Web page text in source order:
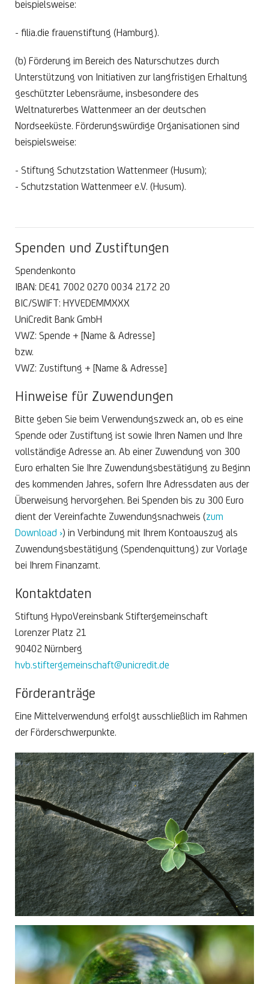
beispielsweise:
- filia.die frauenstiftung (Hamburg).
(b) Förderung im Bereich des Naturschutzes durch
Unterstützung von Initiativen zur langfristigen Erhaltung
geschützter Lebensräume, insbesondere des
Weltnaturerbes Wattenmeer an der deutschen
Nordseeküste. Förderungswürdige Organisationen sind
beispielsweise:
- Stiftung Schutzstation Wattenmeer (Husum);
- Schutzstation Wattenmeer e.V. (Husum).
Spenden und Zustiftungen
Spendenkonto
IBAN: DE41 7002 0270 0034 2172 20
BIC/SWIFT: HYVEDEMMXXX
UniCredit Bank GmbH
VWZ: Spende + [Name & Adresse]
bzw.
VWZ: Zustiftung + [Name & Adresse]
Hinweise für Zuwendungen
Bitte geben Sie beim Verwendungszweck an, ob es eine
Spende oder Zustiftung ist sowie Ihren Namen und Ihre
vollständige Adresse an. Ab einer Zuwendung von 300
Euro erhalten Sie Ihre Zuwendungsbestätigung zu Beginn
des kommenden Jahres, sofern Ihre Adressdaten aus der
Überweisung hervorgehen. Bei Spenden bis zu 300 Euro
dient der Vereinfachte Zuwendungsnachweis (zum
Download ›) in Verbindung mit Ihrem Kontoauszug als
Zuwendungsbestätigung (Spendenquittung) zur Vorlage
bei Ihrem Finanzamt.
Kontaktdaten
Stiftung HypoVereinsbank Stiftergemeinschaft
Lorenzer Platz 21
90402 Nürnberg
hvb.stiftergemeinschaft@unicredit.de
Förderanträge
Eine Mittelverwendung erfolgt ausschließlich im Rahmen
der Förderschwerpunkte.